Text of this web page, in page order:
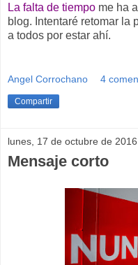
La falta de tiempo me ha
blog. Intentaré retomar la
a todos por estar ahí.
Angel Corrochano 4
Compartir
lunes, 17 de octubre de 2016
Mensaje corto